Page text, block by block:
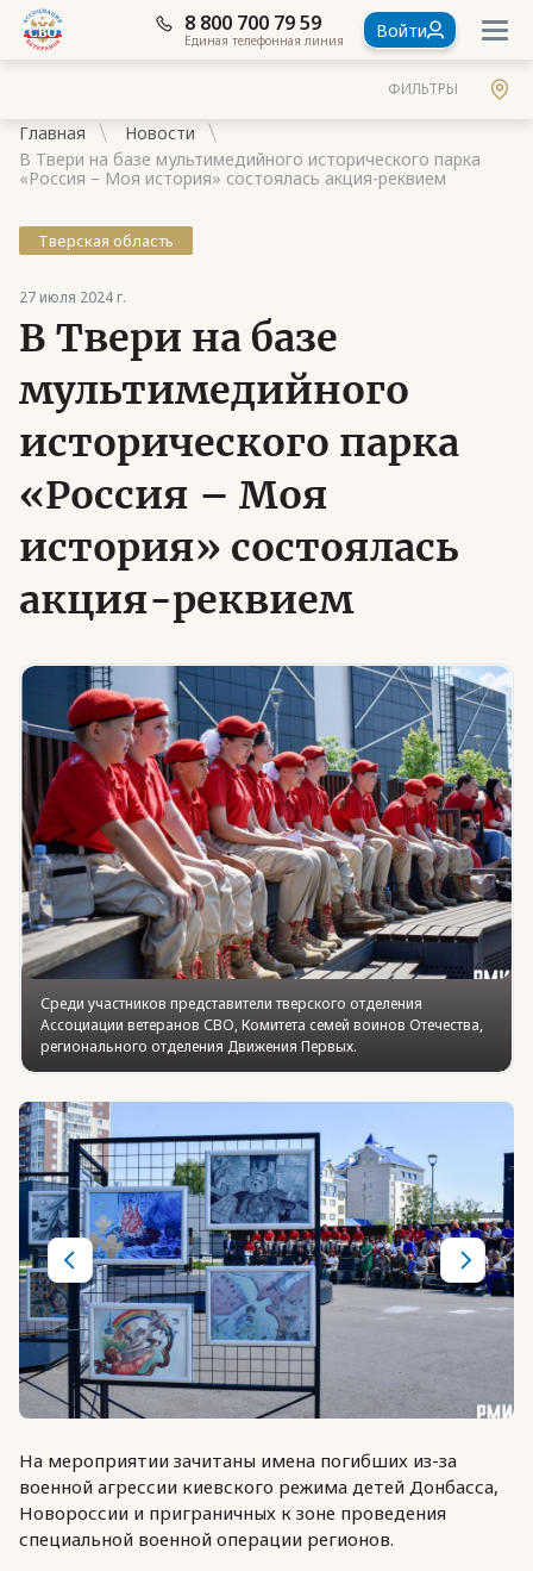
8 800 700 79 59
Единая телефонная линия Войти
ФИЛЬТРЫ
Главная
Новости
В Твери на базе мультимедийного исторического парка
«Россия – Моя история» состоялась акция-реквием
Тверская область
27 июля 2024 г.
В Твери на базе
мультимедийного
исторического парка
«Россия – Моя
история» состоялась
акция-реквием
Среди участников представители тверского отделения
Ассоциации ветеранов СВО, Комитета семей воинов Отечества,
регионального отделения Движения Первых.
На мероприятии зачитаны имена погибших из-за
военной агрессии киевского режима детей Донбасса,
Новороссии и приграничных к зоне проведения
специальной военной операции регионов.
Стать членом Ассоциации ветеранов СВО
Ассоциация в субъектах России
Частые вопросы
Юридическая помощь
Региональные меры поддержки